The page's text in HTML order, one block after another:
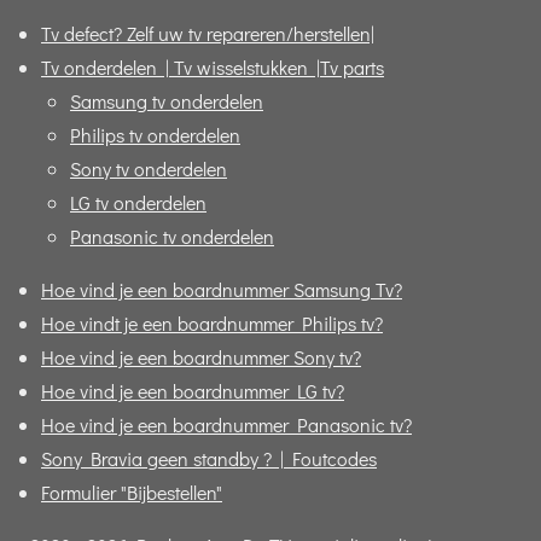
Tv defect? Zelf uw tv repareren/herstellen|
Tv onderdelen | Tv wisselstukken |Tv parts
Samsung tv onderdelen
Philips tv onderdelen
Sony tv onderdelen
LG tv onderdelen
Panasonic tv onderdelen
Hoe vind je een boardnummer Samsung Tv?
Hoe vindt je een boardnummer Philips tv?
Hoe vind je een boardnummer Sony tv?
Hoe vind je een boardnummer LG tv?
Hoe vind je een boardnummer Panasonic tv?
Sony Bravia geen standby ? | Foutcodes
Formulier "Bijbestellen"